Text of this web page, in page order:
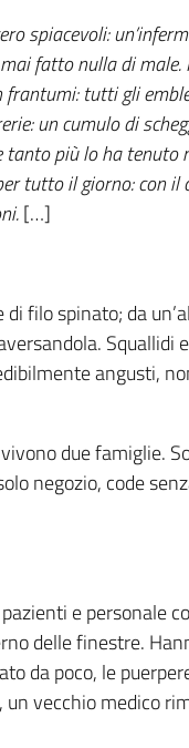
spiacevoli:
fatto nulla di
tutti gli
un cumulo di
più lo ha
tutto il giorno: con
[…]
filo spinato; da
angusti,
due famiglie.
negozio, code
e personale
delle finestre.
da poco, le
vecchio medico